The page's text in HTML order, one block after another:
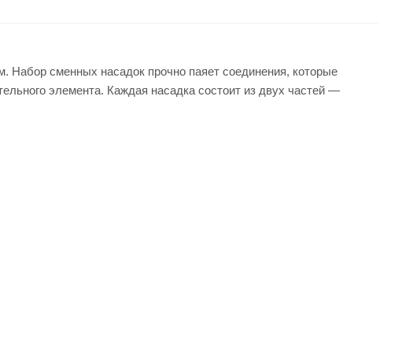
Набор сменных насадок прочно паяет соединения, которые
элемента. Каждая насадка состоит из двух частей —